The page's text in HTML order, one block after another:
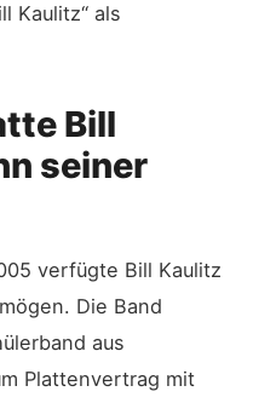
Kaulitz“ als
Bill
seiner
verfügte Bill Kaulitz
Die Band
aus
Plattenvertrag mit